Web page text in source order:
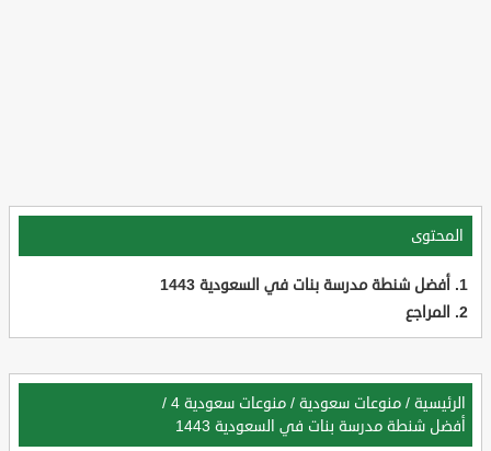
المحتوى
أفضل شنطة مدرسة بنات في السعودية 1443
المراجع
الرئيسية / منوعات سعودية / منوعات سعودية 4
/
أفضل شنطة مدرسة بنات في السعودية 1443